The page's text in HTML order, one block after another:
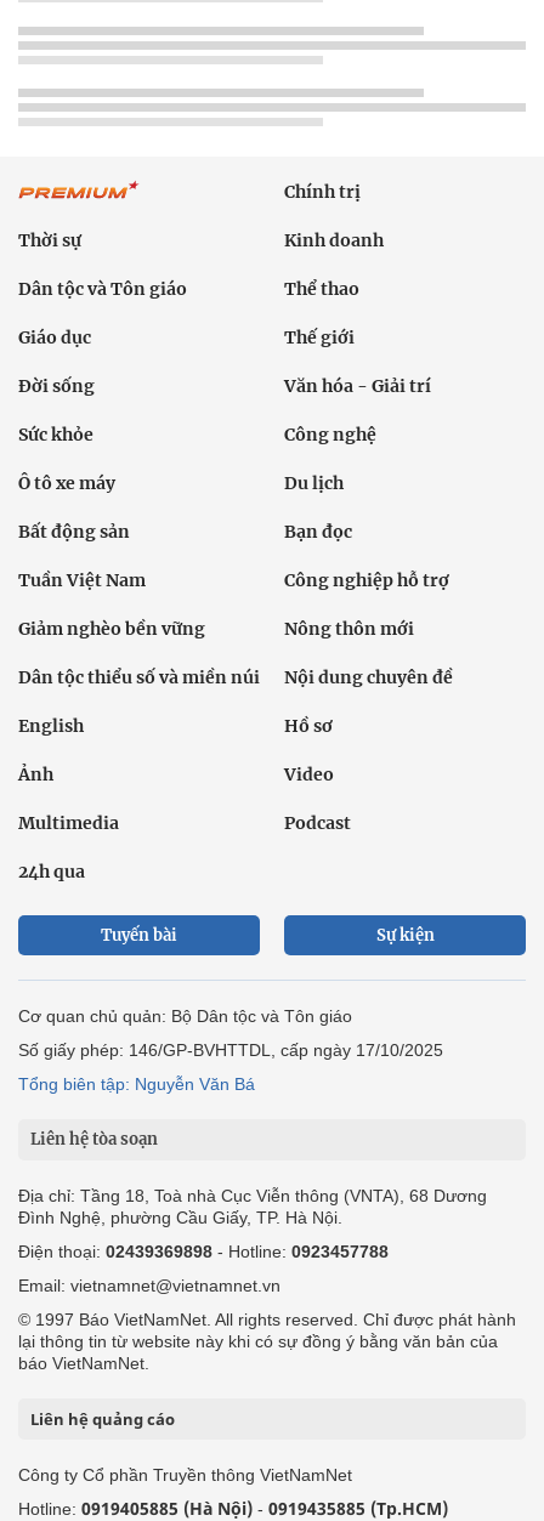
Chính trị
Thời sự Kinh doanh
Dân tộc và Tôn giáo Thể thao
Giáo dục Thế giới
Đời sống Văn hóa - Giải trí
Sức khỏe Công nghệ
Ô tô xe máy Du lịch
Bất động sản Bạn đọc
Tuần Việt Nam Công nghiệp hỗ trợ
Giảm nghèo bền vững Nông thôn mới
Dân tộc thiểu số và miền núi Nội dung chuyên đề
English Hồ sơ
Ảnh Video
Multimedia Podcast
24h qua
Tuyến bài Sự kiện
Cơ quan chủ quản: Bộ Dân tộc và Tôn giáo
Số giấy phép: 146/GP-BVHTTDL, cấp ngày 17/10/2025
Tổng biên tập: Nguyễn Văn Bá
Liên hệ tòa soạn
Địa chỉ: Tầng 18, Toà nhà Cục Viễn thông (VNTA), 68 Dương
Đình Nghệ, phường Cầu Giấy, TP. Hà Nội.
Điện thoại: 02439369898 - Hotline: 0923457788
Email: vietnamnet@vietnamnet.vn
© 1997 Báo VietNamNet. All rights reserved. Chỉ được phát hành
lại thông tin từ website này khi có sự đồng ý bằng văn bản của
báo VietNamNet.
Liên hệ quảng cáo
Công ty Cổ phần Truyền thông VietNamNet
Hotline: 0919405885 (Hà Nội) - 0919435885 (Tp.HCM)